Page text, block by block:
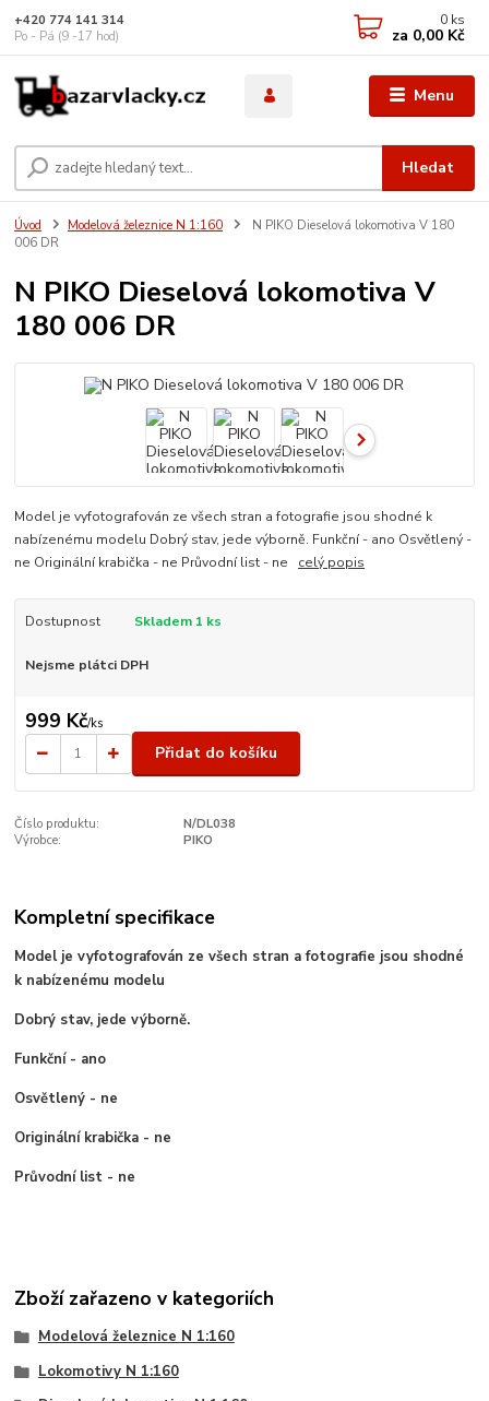
Menu
Hledat
+420 774 141 314
Po - Pá (9 -17 hod)
0 ks
za 0,00 Kč
Úvod Modelová železnice N 1:160
N PIKO Dieselová lokomotiva V 180
006 DR
N PIKO Dieselová lokomotiva V
180 006 DR
Model je vyfotografován ze všech stran a fotografie jsou shodné k
nabízenému modelu Dobrý stav, jede výborně. Funkční - ano Osvětlený -
ne Originální krabička - ne Průvodní list - ne celý popis
Dostupnost Skladem 1 ks
Nejsme plátci DPH
999 Kč/ks
Přidat do košíku
Číslo produktu:
N/DL038
Výrobce:
PIKO
Kompletní specifikace
Model je vyfotografován ze všech stran a fotografie jsou shodné
k nabízenému modelu
Dobrý stav, jede výborně.
Funkční - ano
Osvětlený - ne
Originální krabička - ne
Průvodní list - ne
Zboží zařazeno v kategoriích
Modelová železnice N 1:160
Lokomotivy N 1:160